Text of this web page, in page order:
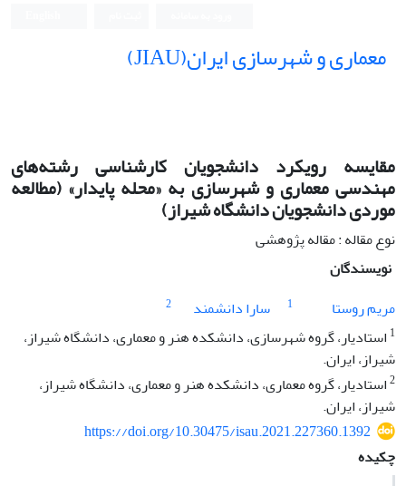
معماری و شهرسازی ایران(JIAU)
مقایسه رویکرد دانشجویان کارشناسی رشته‌های
مهندسی معماری و شهرسازی به «محله پایدار» (مطالعه
موردی دانشجویان دانشگاه شیراز)
نوع مقاله : مقاله پژوهشی
نویسندگان
مریم روستا
1 سارا دانشمند
2
1 استادیار، گروه شهرسازی، دانشکده هنر و معماری، دانشگاه شیراز،
شیراز، ایران.
2استادیار، گروه معماری، دانشکده هنر و معماری، دانشگاه شیراز،
شیراز، ایران.
https://doi.org/10.30475/isau.2021.227360.1392
چکیده